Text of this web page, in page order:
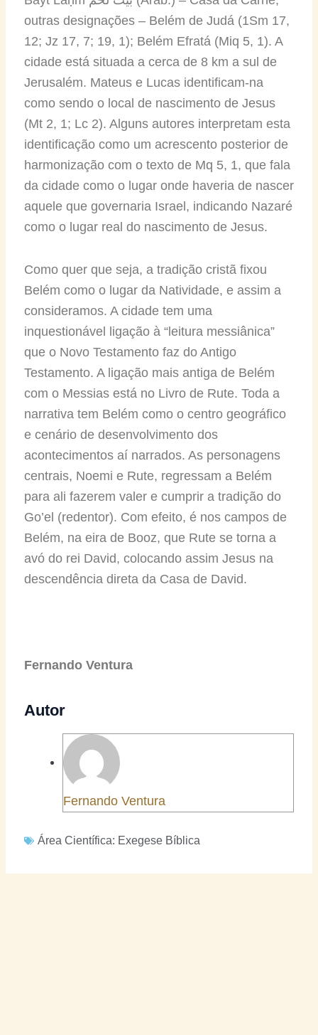
outras designações – Belém de Judá (1Sm 17,
12; Jz 17, 7; 19, 1); Belém Efratá (Miq 5, 1). A
cidade está situada a cerca de 8 km a sul de
Jerusalém. Mateus e Lucas identificam-na
como sendo o local de nascimento de Jesus
(Mt 2, 1; Lc 2). Alguns autores interpretam esta
identificação como um acrescento posterior de
harmonização com o texto de Mq 5, 1, que fala
da cidade como o lugar onde haveria de nascer
aquele que governaria Israel, indicando Nazaré
como o lugar real do nascimento de Jesus.
Como quer que seja, a tradição cristã fixou
Belém como o lugar da Natividade, e assim a
consideramos. A cidade tem uma
inquestionável ligação à “leitura messiânica”
que o Novo Testamento faz do Antigo
Testamento. A ligação mais antiga de Belém
com o Messias está no Livro de Rute. Toda a
narrativa tem Belém como o centro geográfico
e cenário de desenvolvimento dos
acontecimentos aí narrados. As personagens
centrais, Noemi e Rute, regressam a Belém
para ali fazerem valer e cumprir a tradição do
Go’el (redentor). Com efeito, é nos campos de
Belém, na eira de Booz, que Rute se torna a
avó do rei David, colocando assim Jesus na
descendência direta da Casa de David.
Fernando Ventura
Autor
Fernando Ventura
Área Científica: Exegese Bíblica